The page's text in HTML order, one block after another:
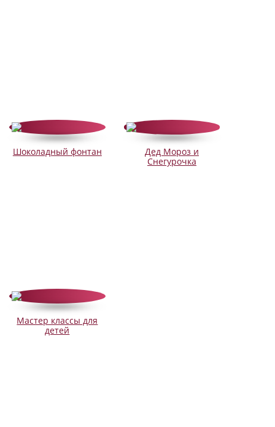
Шоколадный фонтан
Дед Мороз и
Снегурочка
Мастер классы для
детей